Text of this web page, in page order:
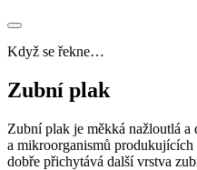
Když se řekne…
Zubní plak
Zubní plak je měkká nažloutlá a
a mikroorganismů
dobře přichytává další vrstva